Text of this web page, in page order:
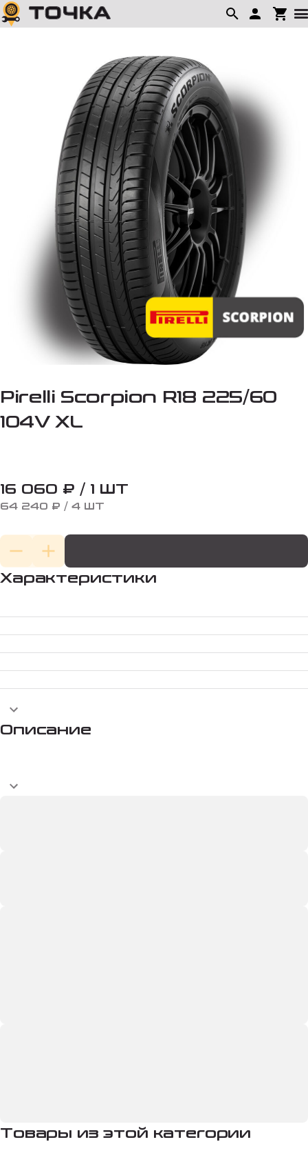
Pirelli Scorpion R18 225/60
104V XL
16 060 ₽ / 1 ШТ
64 240 ₽ / 4 ШТ
Характеристики
Описание
Товары из этой категории